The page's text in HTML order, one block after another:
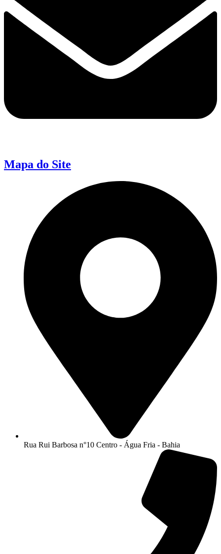
Mapa do Site
Rua Rui Barbosa n°10 Centro - Água Fria - Bahia